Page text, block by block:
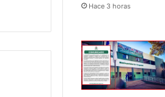
Hace 3 horas